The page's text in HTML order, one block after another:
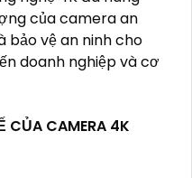
của camera an
bảo vệ an ninh cho
doanh nghiệp và cơ
CỦA CAMERA 4K